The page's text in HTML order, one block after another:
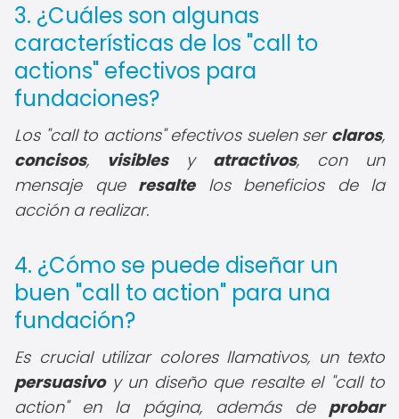
3. ¿Cuáles son algunas
características de los "call to
actions" efectivos para
fundaciones?
Los "call to actions" efectivos suelen ser claros,
concisos, visiblesy atractivos, con un
mensaje que resaltelos beneficios de la
acción a realizar.
4. ¿Cómo se puede diseñar un
buen "call to action" para una
fundación?
Es crucial utilizar colores llamativos, un texto
persuasivoy un diseño que resalte el "call to
action" en la página, además de probar